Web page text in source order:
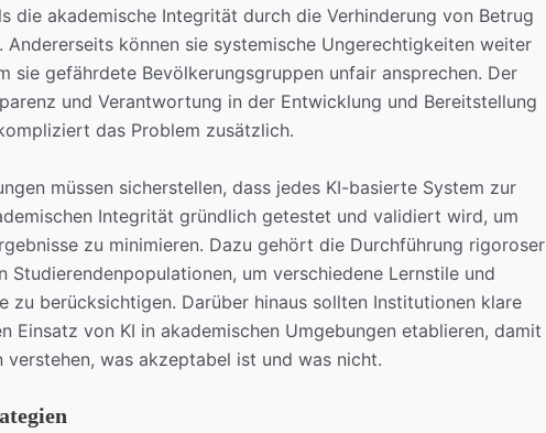
die akademische Integrität durch die Verhinderung von Betrug
Andererseits können sie systemische Ungerechtigkeiten weiter
sie gefährdete Bevölkerungsgruppen unfair ansprechen. Der
und Verantwortung in der Entwicklung und Bereitstellung
das Problem zusätzlich.
müssen sicherstellen, dass jedes KI-basierte System zur
Integrität gründlich getestet und validiert wird, um
zu minimieren. Dazu gehört die Durchführung rigoroser
Studierendenpopulationen, um verschiedene Lernstile und
zu berücksichtigen. Darüber hinaus sollten Institutionen klare
Einsatz von KI in akademischen Umgebungen etablieren, damit
verstehen, was akzeptabel ist und was nicht.